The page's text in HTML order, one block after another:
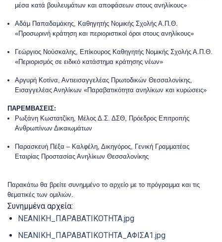
μέσα κατά βουλευμάτων και αποφάσεων στους ανηλίκους»
Αδάμ Παπαδαμάκης, Καθηγητής Νομικής Σχολής Α.Π.Θ.
«Προσωρινή κράτηση και περιοριστικοί όροι στους ανηλίκους»
Γεώργιος Νούσκαλης, Επίκουρος Καθηγητής Νομικής Σχολής Α.Π.Θ.
«Περιορισμός σε ειδικό κατάστημα κράτησης νέων»
Αργυρή Κοτίνα, Αντιεισαγγελέας Πρωτοδικών Θεσσαλονίκης,
Εισαγγελέας Ανηλίκων «Παραβατικότητα ανηλίκων και κυρώσεις»
ΠΑΡΕΜΒΑΣΕΙΣ:
Ρωξάνη Κωστατζίκη, Μέλος Δ.Σ. ΔΣΘ, Πρόεδρος Επιτροπής
Ανθρωπίνων Δικαιωμάτων
Παρασκευή Πέξα – Καλφέλη, Δικηγόρος, Γενική Γραμματέας
Εταιρίας Προστασίας Ανηλίκων Θεσσαλονίκης
Παρακάτω θα βρείτε συνημμένο το αρχείο με το πρόγραμμα και τις
θεματικές των ομιλιών.
Συνημμένα αρχεία:
NEANIKH_ΠΑΡΑΒΑΤΙΚΟΤΗΤΑ.jpg
ΝΕΑΝΙΚΗ_ΠΑΡΑΒΑΤΙΚΟΤΗΤΑ_ΑΦΙΣΑ1.jpg